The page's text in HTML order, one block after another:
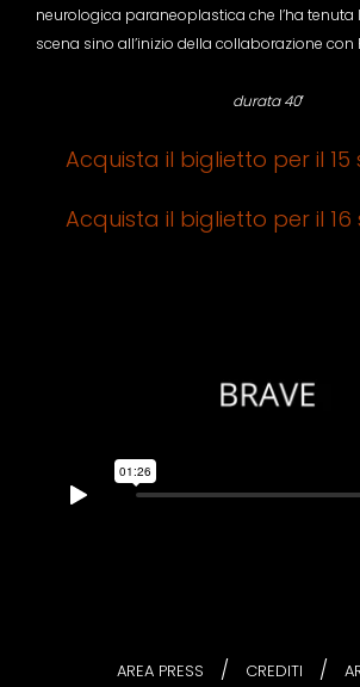
neurologica paraneoplastica che l’ha
scena sino all’inizio della collaborazione con
durata 40′
Acquista il biglietto per il
Acquista il biglietto per il
AREA PRESS / CREDITI /